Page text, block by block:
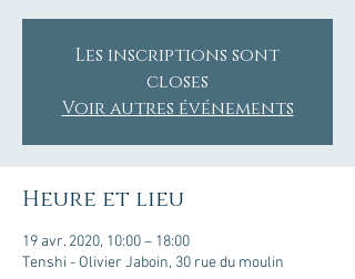
Les inscriptions sont
closes
Voir autres événements
Heure et lieu
19 avr. 2020, 10:00 – 18:00
Tenshi - Olivier Jaboin, 30 rue du moulin